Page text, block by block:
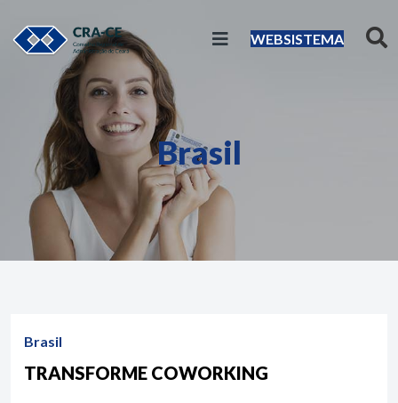
WEBSISTEMA
Brasil
Brasil
TRANSFORME COWORKING